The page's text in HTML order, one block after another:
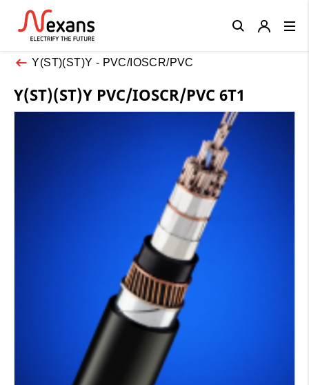
Y(ST)(ST)Y - PVC/IOSCR/PVC
Y(ST)(ST)Y PVC/IOSCR/PVC 6T1
Close